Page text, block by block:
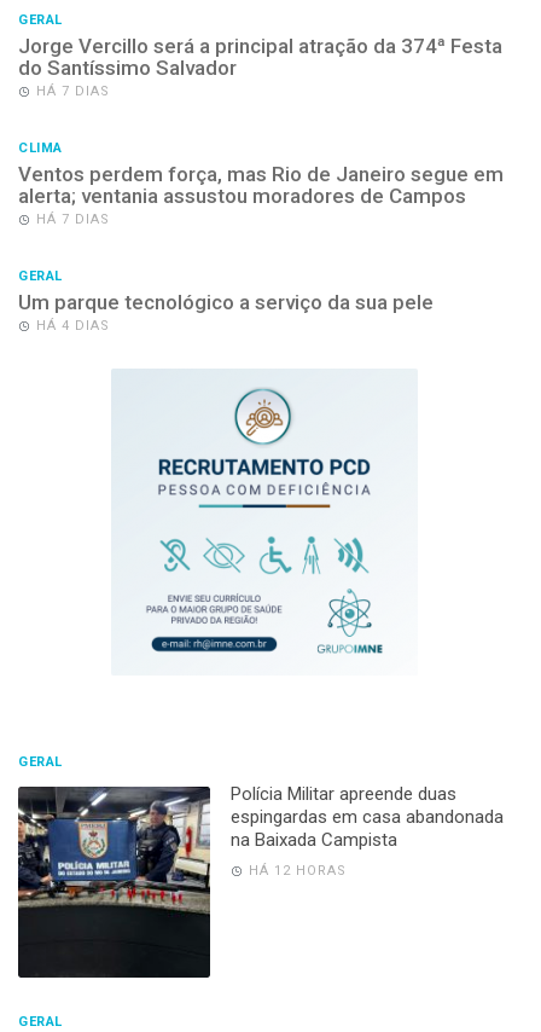
GERAL
Jorge Vercillo será a principal atração da 374ª Festa
do Santíssimo Salvador
HÁ 7 DIAS
CLIMA
Ventos perdem força, mas Rio de Janeiro segue em
alerta; ventania assustou moradores de Campos
HÁ 7 DIAS
GERAL
Um parque tecnológico a serviço da sua pele
HÁ 4 DIAS
GERAL
Polícia Militar apreende duas
espingardas em casa abandonada
na Baixada Campista
HÁ 12 HORAS
GERAL